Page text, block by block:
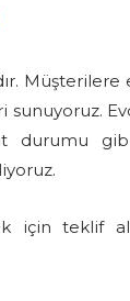
durumu
için teklif